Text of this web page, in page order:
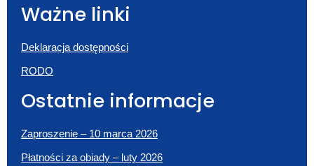
Ważne linki
Deklaracja dostępności
RODO
Ostatnie informacje
Zaproszenie – 10 marca 2026
Płatności za obiady – luty 2026